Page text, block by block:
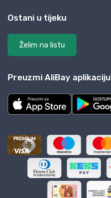
Ostani u tijeku
Želim na listu
Preuzmi AliBay aplikaciju